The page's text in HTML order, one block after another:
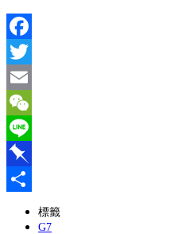
Facebook
Twitter
Email
WeChat
Line
Pinboard
標籤
G7